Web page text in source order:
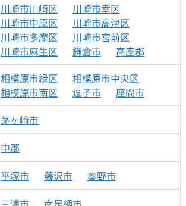
川崎市川崎区
川崎市幸区
川崎市中原区
川崎市高津区
川崎市多摩区
川崎市宮前区
川崎市麻生区
鎌倉市 高座郡
相模原市緑区
相模原市中央区
相模原市南区
逗子市
座間市
茅ヶ崎市
中郡
平塚市 藤沢市
秦野市